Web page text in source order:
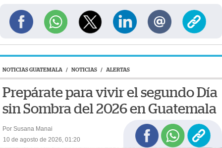
NOTICIAS GUATEMALA / NOTICIAS / ALERTAS
Prepárate para vivir el segundo Día
sin Sombra del 2026 en Guatemala
Por Susana Manai
10 de agosto de 2026, 01:20